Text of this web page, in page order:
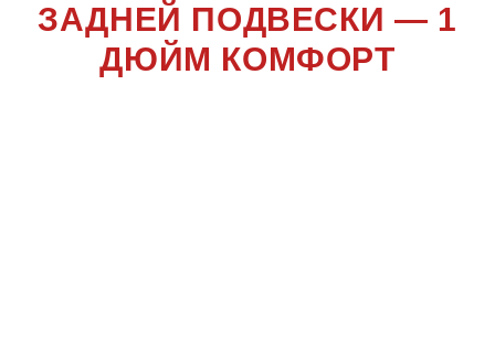
ЗАДНЕЙ ПОДВЕСКИ — 1
ДЮЙМ КОМФОРТ